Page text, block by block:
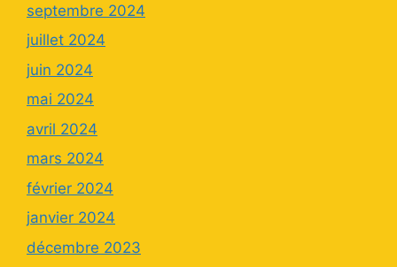
septembre 2024
juillet 2024
juin 2024
mai 2024
avril 2024
mars 2024
février 2024
janvier 2024
décembre 2023